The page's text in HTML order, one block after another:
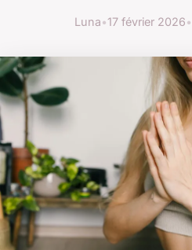
Luna•17 février 2026•